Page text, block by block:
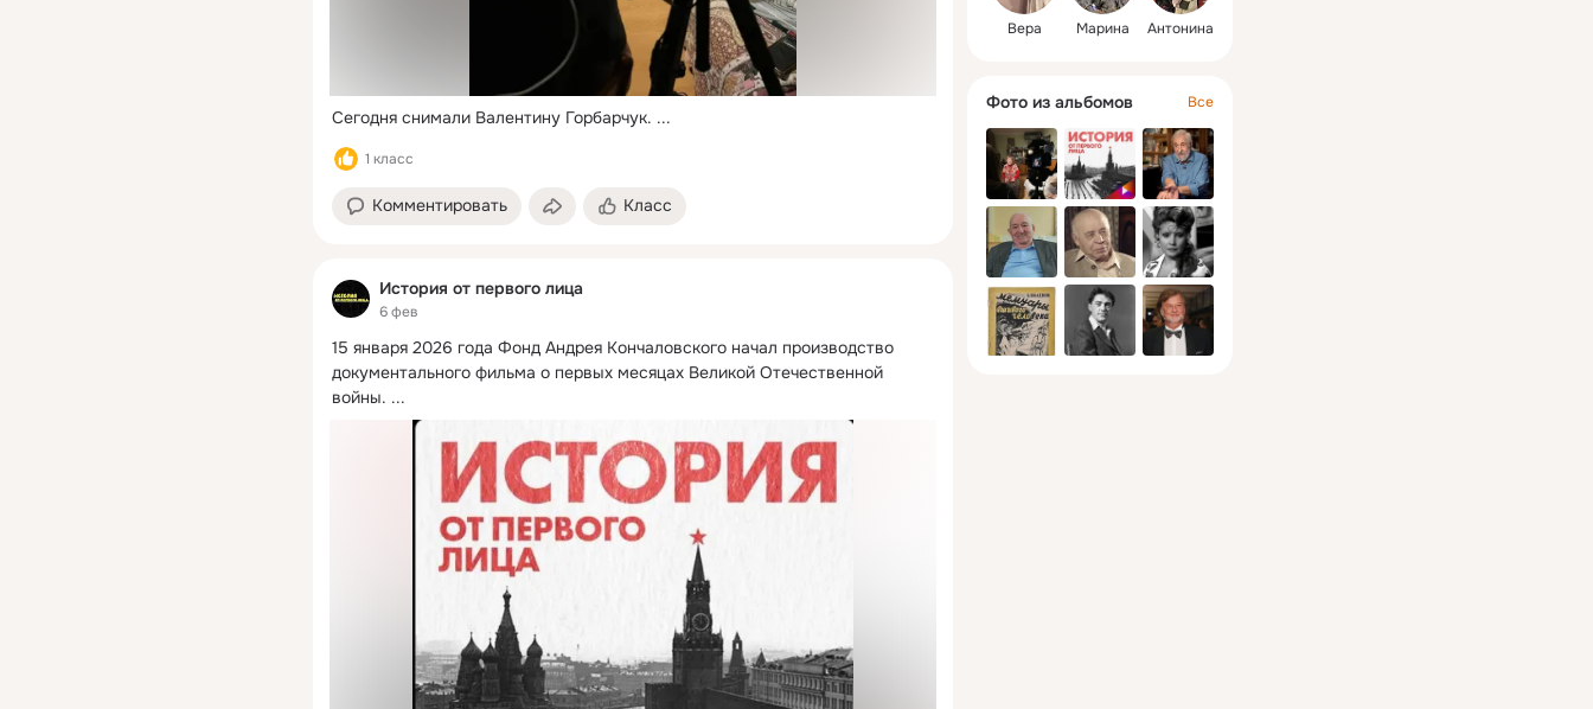
Сегодня снимали Валентину Горбарчук. ...
1 класс
Комментировать Класс
История от первого лица
6 фев
15 января 2026 года Фонд Андрея Кончаловского начал производство
документального фильма о первых месяцах Великой Отечественной
войны. ...
Вера Марина Антонина
Фото из альбомов Все